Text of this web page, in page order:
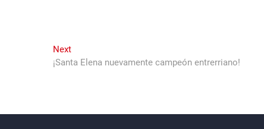
NextNext
post:
¡Santa Elena nuevamente campeón entrerriano!